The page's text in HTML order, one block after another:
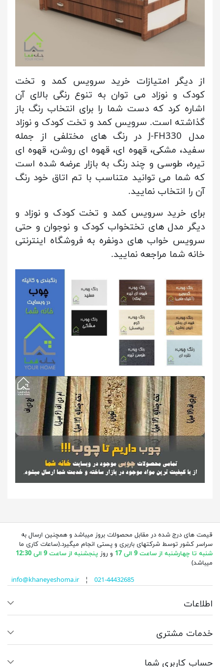
از دیگر امتیازات خرید سرویس کمد و تخت
کودک و نوزاد می توان به تنوع رنگی بالای آن
اشاره کرد که دست شما را برای انتخاب رنگ باز
گذاشته است. سرویس کمد و تخت کودک و نوزاد
مدل J-FH330 در رنگ های مختلفی از جمله
سفید، مشکی، قهوه ای، قهوه ای روشن، قهوه ای
تیره، طوسی و چند رنگ به بازار عرضه شده است
که شما می توانید متناسب با تم اتاق خود رنگ
آن را انتخاب نمایید.
برای خرید سرویس کمد و تخت کودک و نوزاد و
دیگر مدل های تختخواب کودک و نوجوان و حتی
سرویس خواب های دونفره به فروشگاه اینترنتی
خانه شما مراجعه نمایید.
قیمت های درج شده در مقابل محصولات بروز میباشد و همچنین ارسال به
سراسر کشور توسط شرکتهای باربری و پستی انجام میگیرد.(ساعات کاری ما
شنبه تا چهارشنبه از ساعت 9 الی 17
و روز پنجشنبه از ساعت 9 الی 12:30
میباشد)
info@khaneyeshoma.ir¦ 021-44432685
اطلاعات
خدمات مشتری
حساب کاربری شما